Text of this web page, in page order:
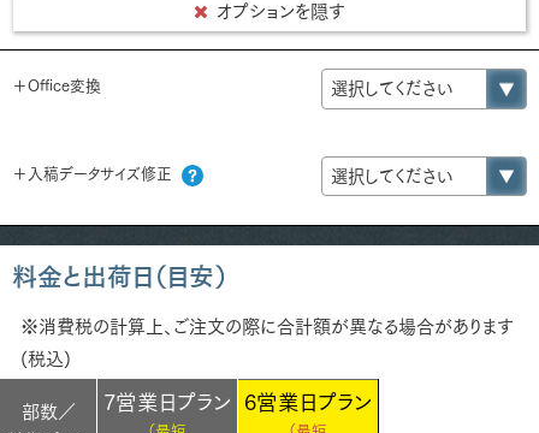
オプションを隠す
＋Office変換
＋入稿データサイズ修正
料金と出荷日（目安）
※消費税の計算上、ご注文の際に合計額が異なる場合があります
(税込)
部数／
7営業日プラン 6営業日プラン